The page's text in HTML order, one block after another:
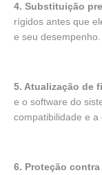
4. Substituição
rígidos antes que
e seu desempenho.
5. Atualização de
e o software do
compatibilidade e a
6. Proteção